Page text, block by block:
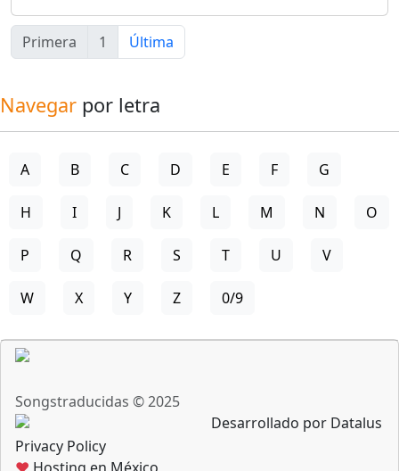
Primera 1 Última
Navegar por letra
A B C D E F G
H I J K L M N O
P Q R S T U V
W X Y Z 0/9
Songstraducidas © 2025
Desarrollado por Datalus
Privacy Policy